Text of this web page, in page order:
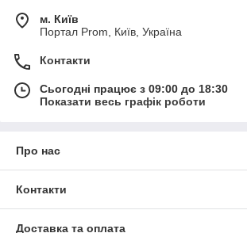
м. Київ
Портал Prom, Київ, Україна
Контакти
Сьогодні працює з 09:00 до 18:30
Показати весь графік роботи
Про нас
Контакти
Доставка та оплата